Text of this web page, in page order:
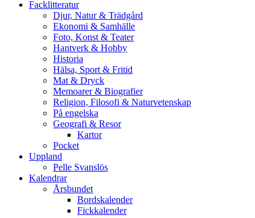
Facklitteratur
Djur, Natur & Trädgård
Ekonomi & Samhälle
Foto, Konst & Teater
Hantverk & Hobby
Historia
Hälsa, Sport & Fritid
Mat & Dryck
Memoarer & Biografier
Religion, Filosofi & Naturvetenskap
På engelska
Geografi & Resor
Kartor
Pocket
Uppland
Pelle Svanslös
Kalendrar
Årsbundet
Bordskalender
Fickkalender